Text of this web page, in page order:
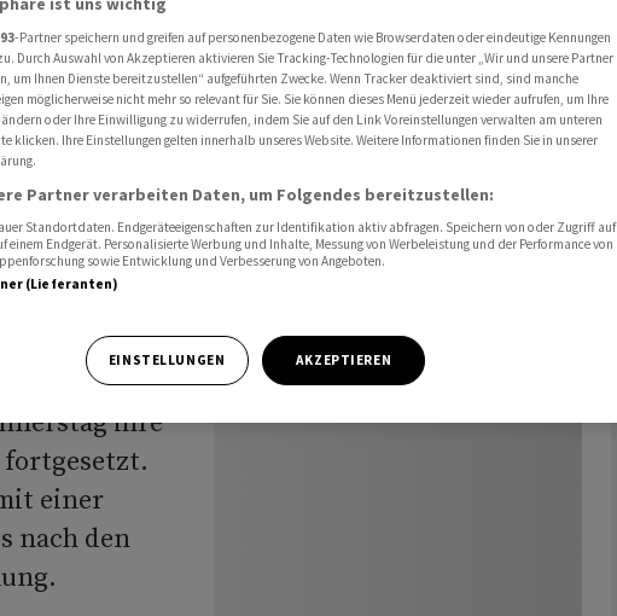
sich
erholen
ihre
einer
nach den
-Partner speichern und greifen auf personenbezogene Daten wie Browserdaten oder eindeutige Kennungen
Durch Auswahl von Akzeptieren aktivieren Sie Tracking-Technologien für die unter „Wir und unsere Partner
um Ihnen Dienste bereitzustellen“ aufgeführten Zwecke. Wenn Tracker deaktiviert sind, sind manche
möglicherweise nicht mehr so relevant für Sie. Sie können dieses Menü jederzeit wieder aufrufen, um Ihre
oder Ihre Einwilligung zu widerrufen, indem Sie auf den Link Voreinstellungen verwalten am unteren
klicken. Ihre Einstellungen gelten innerhalb unseres Website. Weitere Informationen finden Sie in unserer
Partner verarbeiten Daten, um Folgendes bereitzustellen:
Standortdaten. Endgeräteeigenschaften zur Identifikation aktiv abfragen. Speichern von oder Zugriff auf
einem Endgerät. Personalisierte Werbung und Inhalte, Messung von Werbeleistung und der Performance von
sowie Entwicklung und Verbesserung von Angeboten.
(Lieferanten)
EINSTELLUNGEN AKZEPTIEREN